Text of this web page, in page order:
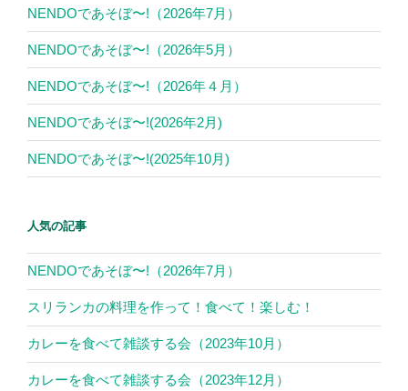
NENDOであそぼ〜!（2026年7月）
NENDOであそぼ〜!（2026年5月）
NENDOであそぼ〜!（2026年４月）
NENDOであそぼ〜!(2026年2月)
NENDOであそぼ〜!(2025年10月)
人気の記事
NENDOであそぼ〜!（2026年7月）
スリランカの料理を作って！食べて！楽しむ！
カレーを食べて雑談する会（2023年10月）
カレーを食べて雑談する会（2023年12月）